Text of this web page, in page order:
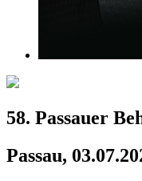
58. Passauer
Passau,